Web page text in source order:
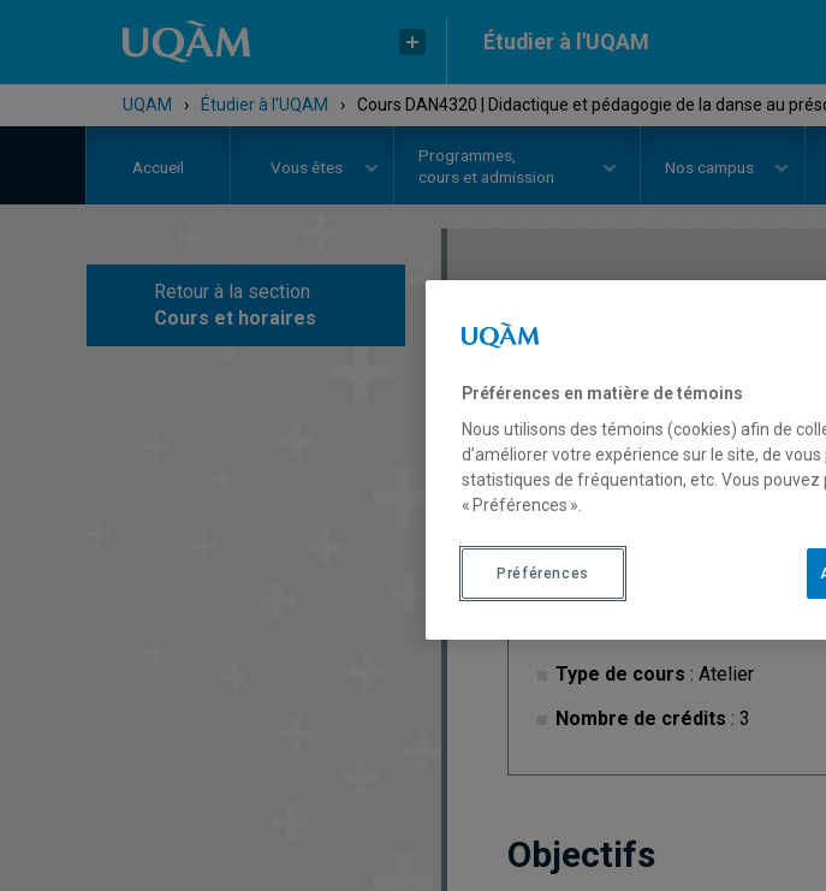
Étudier à l'UQAM
UQAM › Étudier à l'UQAM › Cours DAN4320 | Didactique et pédagogie de la danse au
Accueil Vous êtes
Programmes,
cours et admission
Nos campus
Retour à la section
Cours et horaires
COURS
Description
Type de cours : Atelier
Nombre de crédits : 3
Objectifs
Préférences en matière de témoins
Nous utilisons des témoins (cookies) afin de
d’améliorer votre expérience sur le site, de
statistiques de fréquentation, etc. Vous
« Préférences ».
Préférences